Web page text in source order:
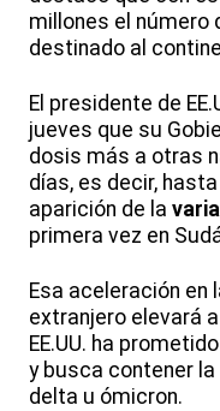
millones el número
destinado al
El presidente de
jueves que su
dosis más a otras
días, es decir,
aparición de la
primera vez en
Esa aceleración en
extranjero elevará
EE.UU. ha
y busca contener
delta u ómicron.